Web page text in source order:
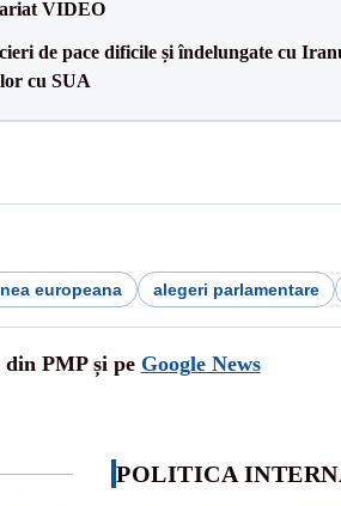
VIDEO
de pace dificile și îndelungate cu
cu SUA
europeana alegeri parlamentare
PMP și pe Google News
POLITICA